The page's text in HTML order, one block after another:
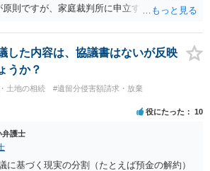
則ですが、家庭裁判所に申立すれば3カ月の
ことができます。 銀行やサラ金が数年も放置
で、数年後に借金が発見される可能性はほぼ
扱った相続放棄を検討していた案件で、期間
、サラ金に対する過払金など相当な財産が見
いう事例がありました。
した内容は、協議書はないが反映
うか？
土地の相続
#遺留分侵害額請求・放棄
役にたった 10
弁護士
に基づく現実の分割（たとえば預金の解約）